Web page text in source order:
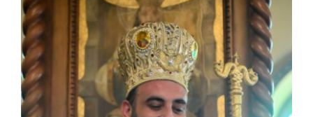
MEDIA
ΕΝΗΜΕΡΩΣΗ
ΣΥΝΔΕΣΕΙΣ
μεγαλύτερης
εικόνας